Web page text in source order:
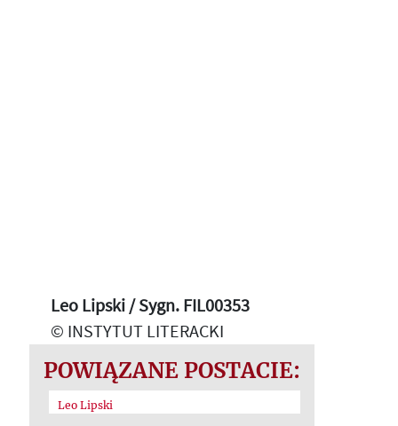
Leo Lipski / Sygn. FIL00353
© INSTYTUT LITERACKI
POWIĄZANE POSTACIE:
Leo Lipski